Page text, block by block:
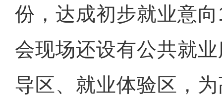
份，达成初步就业意
会现场还设有公共就
导区、就业体验区，